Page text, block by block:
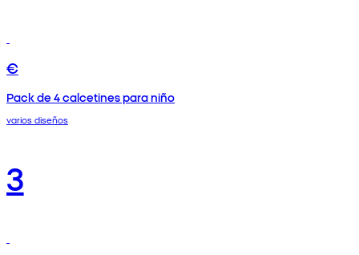
€
Pack de 4 calcetines para niño
varios diseños
3